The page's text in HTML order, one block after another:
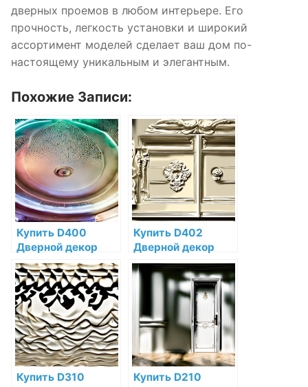
дверных проемов в любом интерьере. Его
прочность, легкость установки и широкий
ассортимент моделей сделает ваш дом по-
настоящему уникальным и элегантным.
Похожие Записи:
Купить D400
Дверной декор
Orac Decor
Полиуретан по
низкой цене в
интернет-
магазине
Купить D402
Дверной декор
Orac Decor
Полиуретан Orac
Decor по низкой
цене в интернет-
магазине
Купить D310
Купить D210